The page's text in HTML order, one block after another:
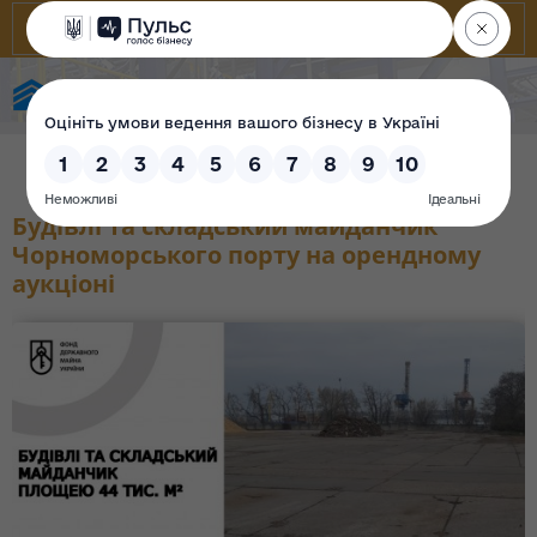
Будівлі та складський майданчик
Чорноморського порту на орендному
аукціоні